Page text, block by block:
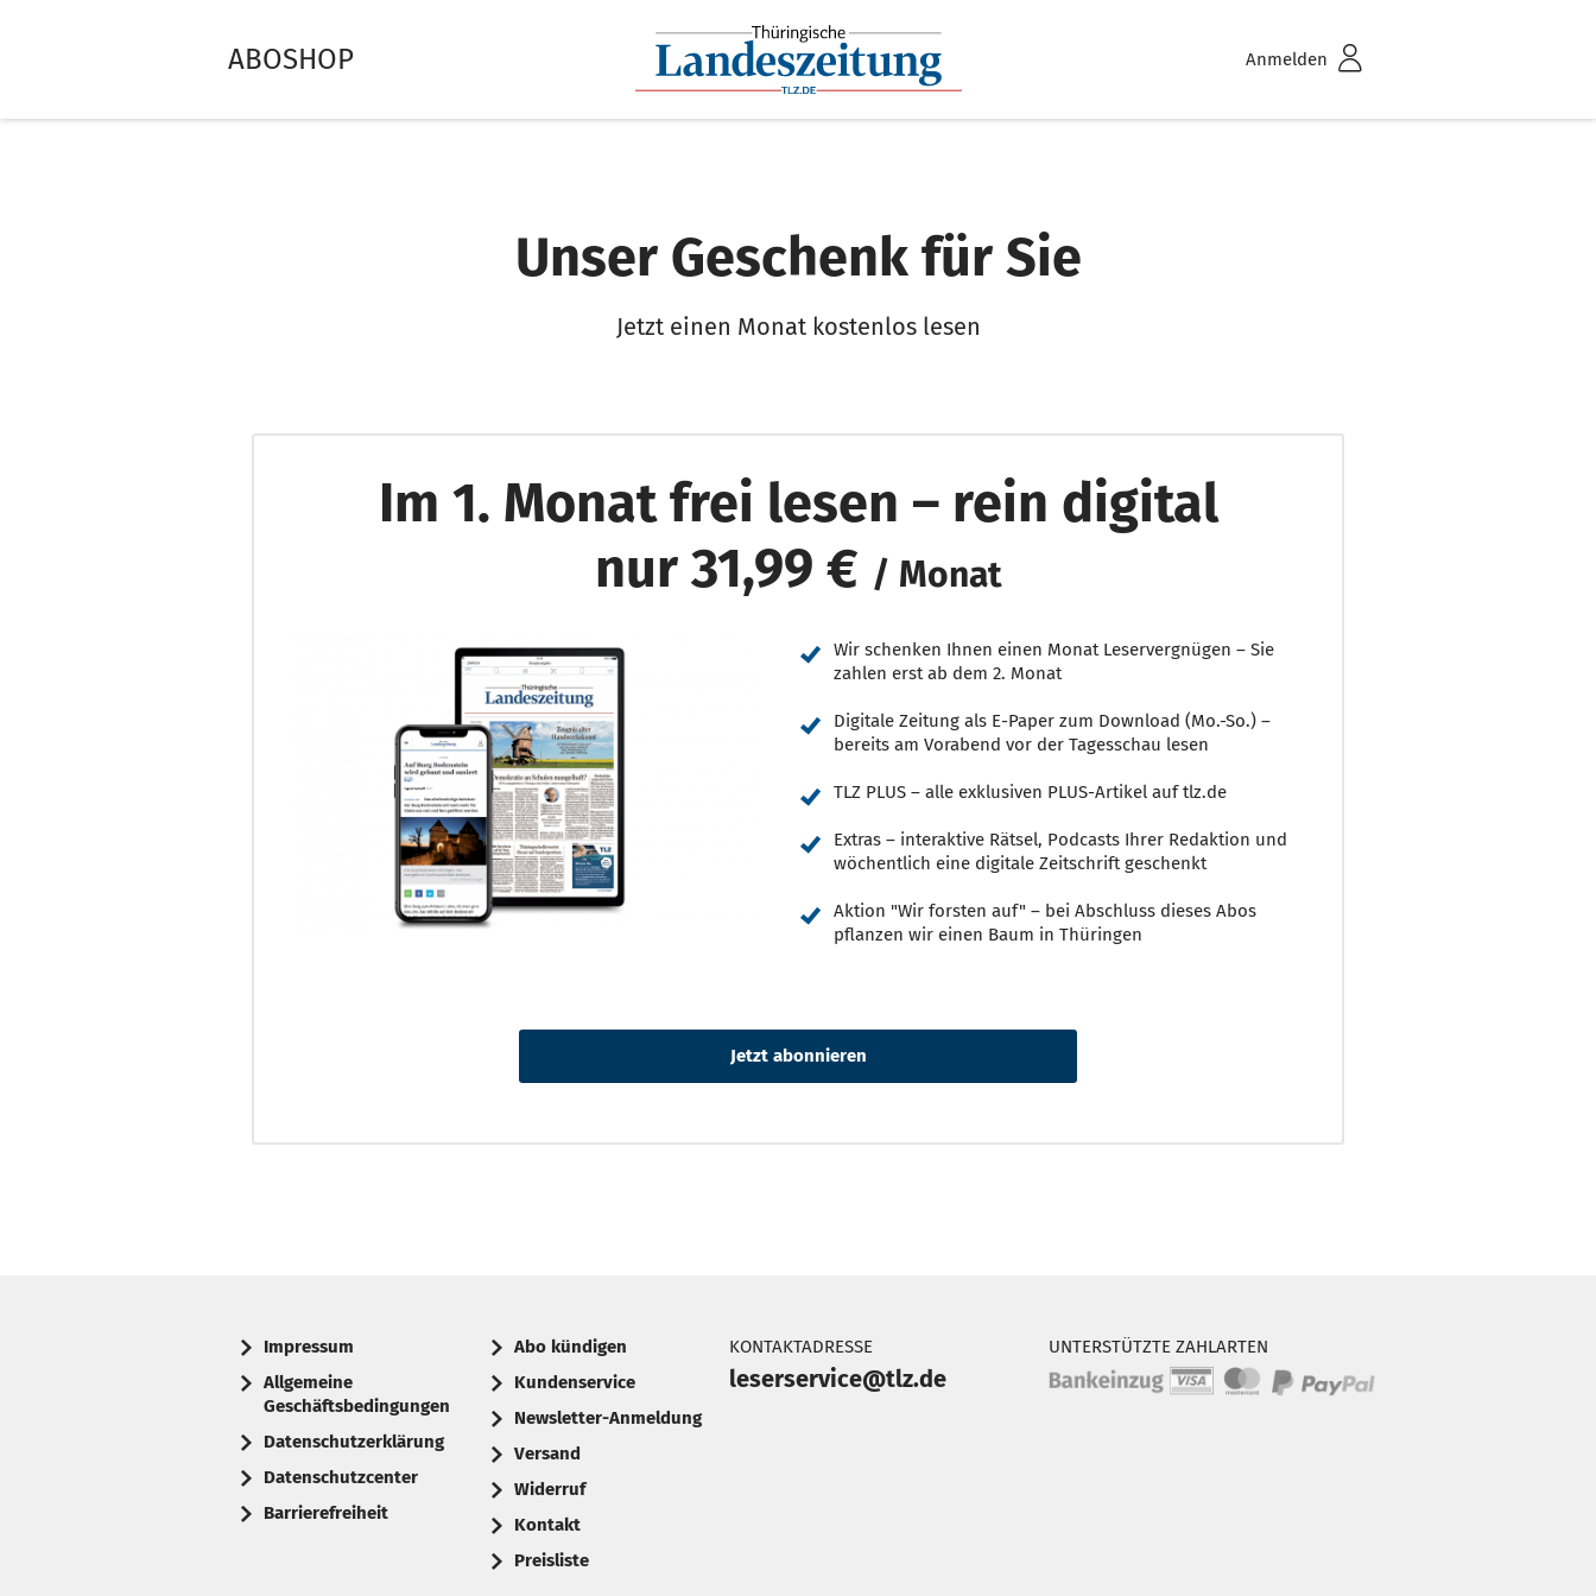
ABOSHOP Anmelden
Unser Geschenk für Sie
Jetzt einen Monat kostenlos lesen
Im 1. Monat frei lesen – rein digital
nur 31,99 € / Monat
Wir schenken Ihnen einen Monat Leservergnügen – Sie
zahlen erst ab dem 2. Monat
Digitale Zeitung als E-Paper zum Download (Mo.-So.) –
bereits am Vorabend vor der Tagesschau lesen
TLZ PLUS – alle exklusiven PLUS-Artikel auf tlz.de
Extras – interaktive Rätsel, Podcasts Ihrer Redaktion und
wöchentlich eine digitale Zeitschrift geschenkt
Aktion "Wir forsten auf" – bei Abschluss dieses Abos
pflanzen wir einen Baum in Thüringen
Impressum
Allgemeine
Geschäftsbedingungen
Datenschutzerklärung
Datenschutzcenter
Barrierefreiheit
Abo kündigen
Kundenservice
Newsletter-Anmeldung
Versand
Widerruf
Kontakt
Preisliste
KONTAKTADRESSE
leserservice@tlz.de
UNTERSTÜTZTE ZAHLARTEN